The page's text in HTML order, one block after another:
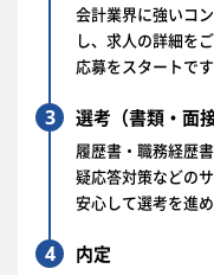
会計業界に強いコ
し、求人の詳細を
応募をスタートです
3 選考（書類・面接
履歴書・職務経歴
疑応答対策などの
安心して選考を進め
4 内定